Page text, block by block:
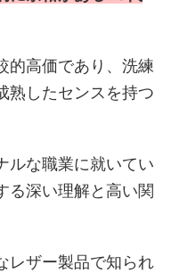
的高価であり、洗練
熟したセンスを持つ
ルな職業に就いてい
る深い理解と高い関
レザー製品で知られ